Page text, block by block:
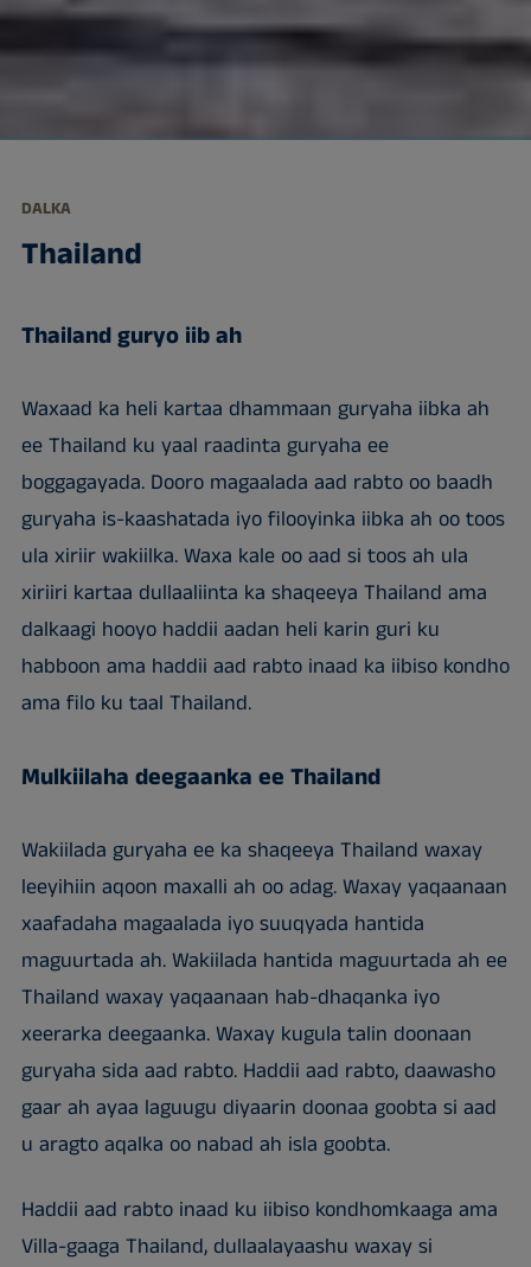
DALKA
Thailand
Thailand guryo iib ah
Waxaad ka heli kartaa dhammaan guryaha iibka ah
ee Thailand ku yaal raadinta guryaha ee
boggagayada. Dooro magaalada aad rabto oo baadh
guryaha is-kaashatada iyo filooyinka iibka ah oo toos
ula xiriir wakiilka. Waxa kale oo aad si toos ah ula
xiriiri kartaa dullaaliinta ka shaqeeya Thailand ama
dalkaagi hooyo haddii aadan heli karin guri ku
habboon ama haddii aad rabto inaad ka iibiso kondho
ama filo ku taal Thailand.
Mulkiilaha deegaanka ee Thailand
Wakiilada guryaha ee ka shaqeeya Thailand waxay
leeyihiin aqoon maxalli ah oo adag. Waxay yaqaanaan
xaafadaha magaalada iyo suuqyada hantida
maguurtada ah. Wakiilada hantida maguurtada ah ee
Thailand waxay yaqaanaan hab-dhaqanka iyo
xeerarka deegaanka. Waxay kugula talin doonaan
guryaha sida aad rabto. Haddii aad rabto, daawasho
gaar ah ayaa laguugu diyaarin doonaa goobta si aad
u aragto aqalka oo nabad ah isla goobta.
Haddii aad rabto inaad ku iibiso kondhomkaaga ama
Villa-gaaga Thailand, dullaalayaashu waxay si